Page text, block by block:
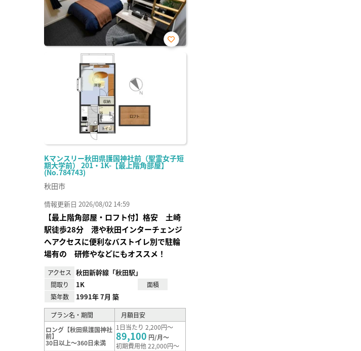
Kマンスリー秋田県護国神社前（聖霊女子短
期大学前） 201・1K-【最上階角部屋】
(No.784743)
お気
秋田市
情報更新日 2026/08/02 14:59
【最上階角部屋・ロフト付】格安 土崎
駅徒歩28分 港や秋田インターチェンジ
へアクセスに便利なバストイレ別で駐輪
場有の 研修やなどにもオススメ！
アクセス 秋田新幹線「秋田駅」
間取り 1K
面積
築年数
1991年 7月 築
プラン名・期間
月額目安
ロング【秋田県護国神社
前】
30日以上～360日未満
1日当たり 2,200円～
89,100 円/月～
初期費用他 22,000円～